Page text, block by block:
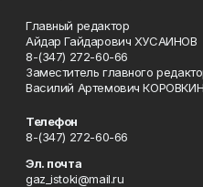
Главный редактор
Айдар Гайдарович ХУСАИНОВ
8-(347) 272-60-66
Заместитель главного
Василий Артемович КОРОВКИН
Телефон
8-(347) 272-60-66
Эл. почта
gaz_istoki@mail.ru